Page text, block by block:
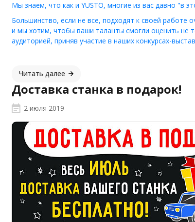
Мы знаем, что как и YUSTO, многие из вас давно "в
Большинство, если не все, подходят к своей работе
и мы хотим, чтобы ваши таланты смогли оценить не
аудиторией, приняв участие в наших конкурсах-
Читать далее
Доставка станка в подарок!
2 июля 2019